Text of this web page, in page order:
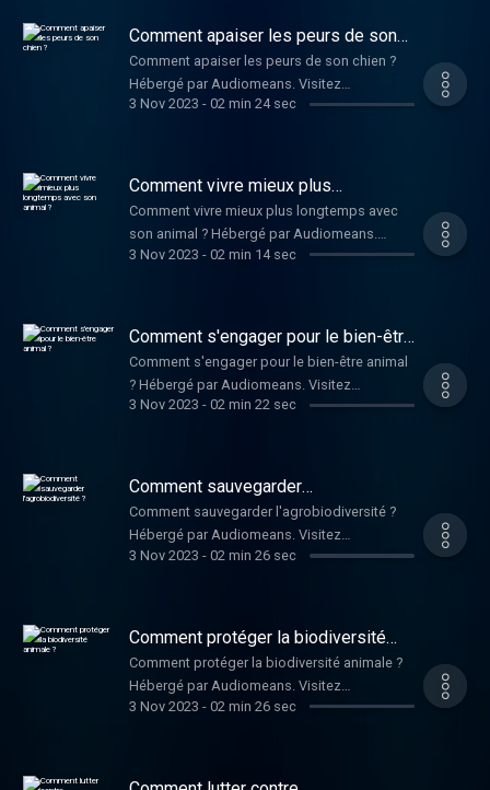
Comment apaiser les peurs de son
chien ?
Comment apaiser les peurs de son chien ?
Hébergé par Audiomeans. Visitez
audiomeans.fr/politique-de-confidentialite
3 Nov 2023 - 02 min 24 sec
Comment vivre mieux plus
longtemps avec son animal ?
Comment vivre mieux plus longtemps avec
son animal ? Hébergé par Audiomeans.
Visitez audiomeans.fr/politique-de-
3 Nov 2023 - 02 min 14 sec
Comment s'engager pour le bien-être
animal ?
Comment s'engager pour le bien-être animal
? Hébergé par Audiomeans. Visitez
audiomeans.fr/politique-de-confidentialite
3 Nov 2023 - 02 min 22 sec
Comment sauvegarder
l'agrobiodiversité ?
Comment sauvegarder l'agrobiodiversité ?
Hébergé par Audiomeans. Visitez
audiomeans.fr/politique-de-confidentialite
3 Nov 2023 - 02 min 26 sec
Comment protéger la biodiversité
animale ?
Comment protéger la biodiversité animale ?
Hébergé par Audiomeans. Visitez
audiomeans.fr/politique-de-confidentialite
3 Nov 2023 - 02 min 26 sec